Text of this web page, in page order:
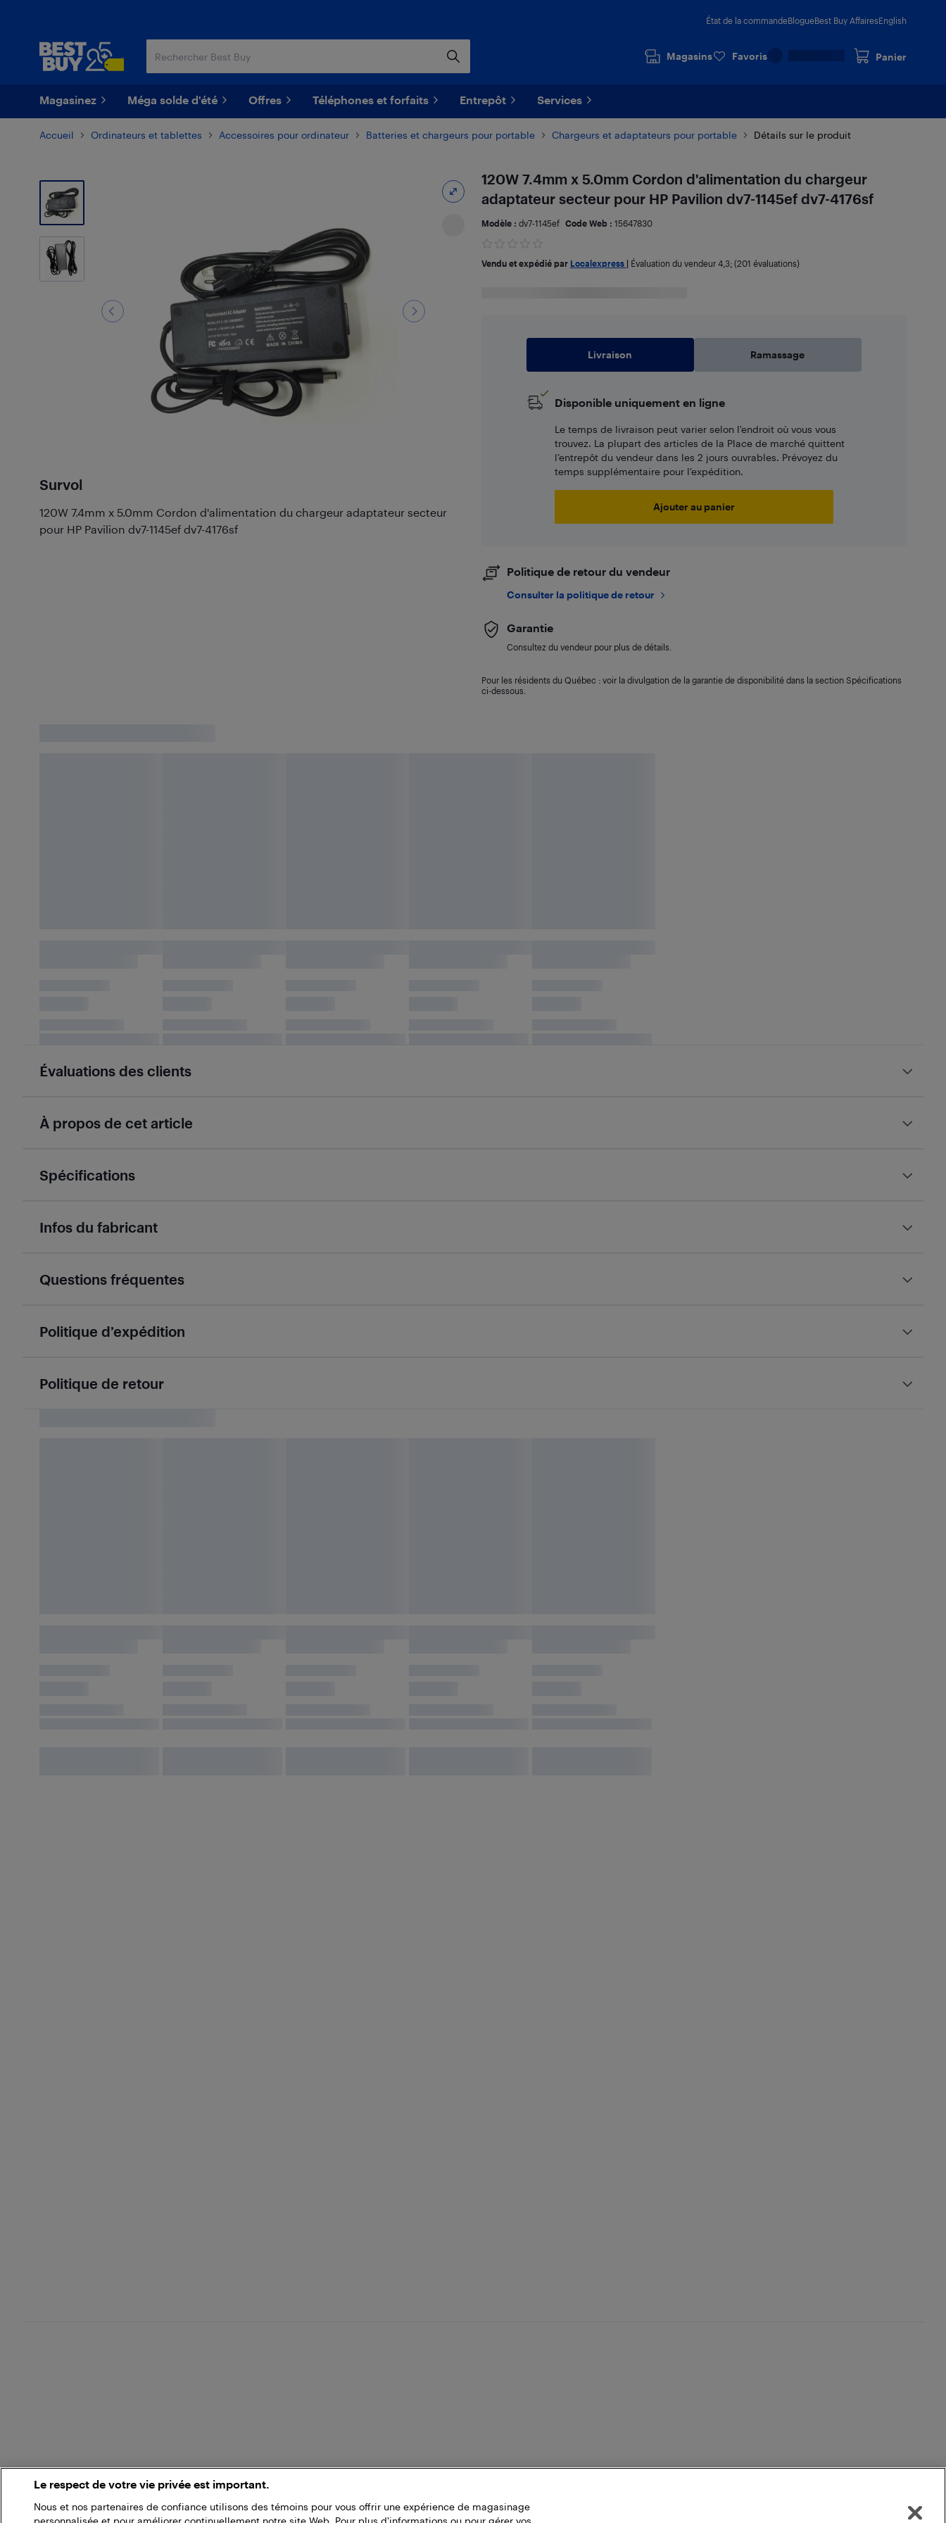
État de la commandeBlogueBest Buy AffairesEnglish
Magasins Favoris Panier
Magasinez Méga solde d'été Offres Téléphones et forfaits Entrepôt Services
Accueil Ordinateurs et tablettes Accessoires pour ordinateur ​Batteries et chargeurs pour portable Chargeurs et adaptateurs pour portable Détails sur le produit
Survol
120W 7.4mm x 5.0mm Cordon d'alimentation du chargeur adaptateur secteur
pour HP Pavilion dv7-1145ef dv7-4176sf
120W 7.4mm x 5.0mm Cordon d'alimentation du chargeur
adaptateur secteur pour HP Pavilion dv7-1145ef dv7-4176sf
Modèle : dv7-1145ef Code Web : 15647830
Vendu et expédié par Localexpress Évaluation du vendeur 4,3; (201 évaluations)
Livraison Ramassage
Disponible uniquement en ligne
Le temps de livraison peut varier selon l'endroit où vous vous
trouvez. La plupart des articles de la Place de marché quittent
l’entrepôt du vendeur dans les 2 jours ouvrables. Prévoyez du
temps supplémentaire pour l’expédition.
Ajouter au panier
Politique de retour du vendeur
Consulter la politique de retour
Garantie
Consultez du vendeur pour plus de détails.
Pour les résidents du Québec : voir la divulgation de la garantie de disponibilité dans la section Spécifications
ci-dessous.
Évaluations des clients
À propos de cet article
Spécifications
Infos du fabricant
Questions fréquentes
Politique d’expédition
Politique de retour
Le respect de votre vie privée est important.
Nous et nos partenaires de confiance utilisons des témoins pour vous offrir une expérience de magasinage
personnalisée et pour améliorer continuellement notre site Web. Pour plus d'informations ou pour gérer vos